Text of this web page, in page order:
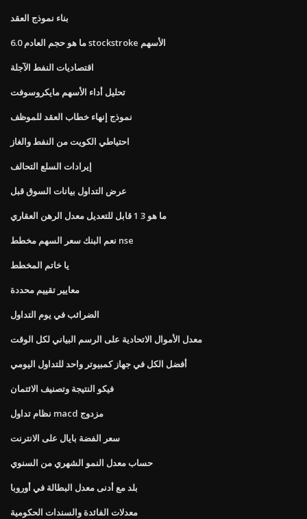
بناء نموذج العقد
ما هو حجم العادم 6.0 stockstroke الأسهم
اقتصاديات النفط الآجلة
تحليل أداء الأسهم مايكروسوفت
نموذج إنهاء خطاب العقد للموظف
احتياطي الكويت من النفط والغاز
إيرادات السلع التحالف
عرض التداول بيانات السوق قبل
ما هو 3 1 قابل للتعديل معدل الرهن العقاري
نعم البنك سعر السهم مخطط nse
يا خاتم المخطط
معايير تقييم محددة
الضرائب في يوم التداول
معدل الأموال الاتحادية على الرسم البياني لكل الوقت
أفضل الكل في جهاز كمبيوتر واحد للتداول اليومي
فيكو النتيجة وتصنيف الائتمان
نظام تداول macd مزدوج
سعر الفضة بايال على الانترنت
حساب معدل النمو الشهري من السنوي
بلد مع أدنى معدل البطالة في أوروبا
معدلات الفائدة والسندات الحكومية